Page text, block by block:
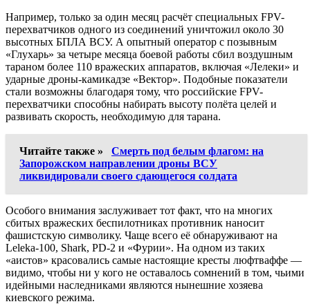
Например, только за один месяц расчёт специальных FPV-
перехватчиков одного из соединений уничтожил около 30
высотных БПЛА ВСУ. А опытный оператор с позывным
«Глухарь» за четыре месяца боевой работы сбил воздушным
тараном более 110 вражеских аппаратов, включая «Лелеки» и
ударные дроны-камикадзе «Вектор». Подобные показатели
стали возможны благодаря тому, что российские FPV-
перехватчики способны набирать высоту полёта целей и
развивать скорость, необходимую для тарана.
Читайте также »
Смерть под белым флагом: на
Запорожском направлении дроны ВСУ
ликвидировали своего сдающегося солдата
Особого внимания заслуживает тот факт, что на многих
сбитых вражеских беспилотниках противник наносит
фашистскую символику. Чаще всего её обнаруживают на
Leleka-100, Shark, PD-2 и «Фурии». На одном из таких
«аистов» красовались самые настоящие кресты люфтваффе —
видимо, чтобы ни у кого не оставалось сомнений в том, чьими
идейными наследниками являются нынешние хозяева
киевского режима.